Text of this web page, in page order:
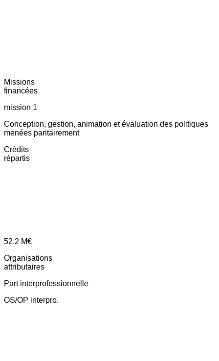
Missions
financées
mission 1
Conception, gestion, animation et évaluation des politiques
menées paritairement
Crédits
répartis
52.2 M€
Organisations
attributaires
Part interprofessionnelle
OS/OP interpro.